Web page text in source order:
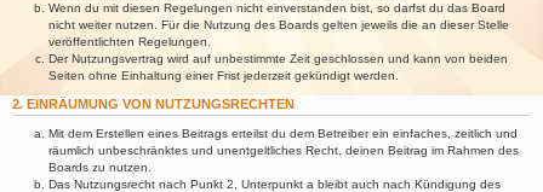
Wenn du mit diesen Regelungen nicht einverstanden bist, so darfst du das Board
nicht weiter nutzen. Für die Nutzung des Boards gelten jeweils die an dieser Stelle
veröffentlichten Regelungen.
Der Nutzungsvertrag wird auf unbestimmte Zeit geschlossen und kann von beiden
Seiten ohne Einhaltung einer Frist jederzeit gekündigt werden.
2. EINRÄUMUNG VON NUTZUNGSRECHTEN
Mit dem Erstellen eines Beitrags erteilst du dem Betreiber ein einfaches, zeitlich und
räumlich unbeschränktes und unentgeltliches Recht, deinen Beitrag im Rahmen des
Boards zu nutzen.
Das Nutzungsrecht nach Punkt 2, Unterpunkt a bleibt auch nach Kündigung des